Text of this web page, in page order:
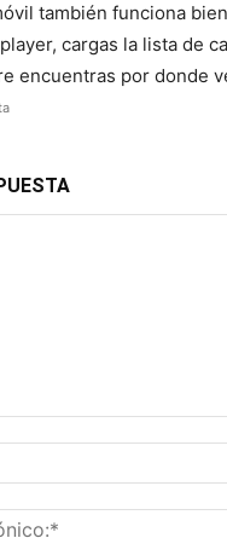
también funciona
cargas la lista de
encuentras por donde